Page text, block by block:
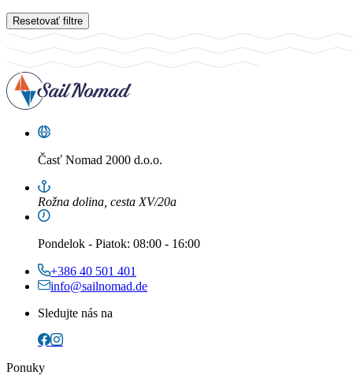
Resetovať filtre
Časť Nomad 2000 d.o.o.
Rožna dolina, cesta XV/20a
Pondelok - Piatok: 08:00 - 16:00
+386 40 501 401
info@sailnomad.de
Sledujte nás na
Ponuky